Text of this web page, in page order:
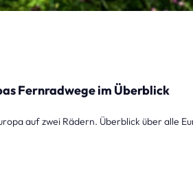
Fernradwege im Überblick
auf zwei Rädern. Überblick über alle